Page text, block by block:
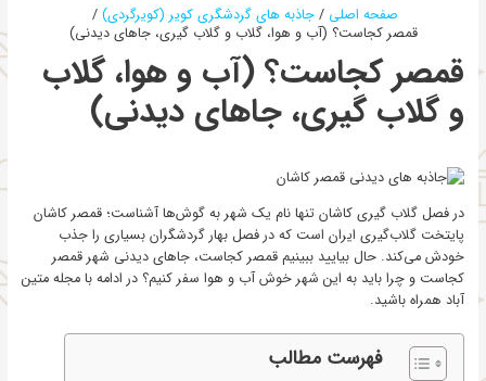
صفحه اصلی
جاذبه های گردشگری کویر (کویرگردی)
قمصر کجاست؟ (آب و هوا، گلاب و گلاب گیری، جاهای دیدنی)
قمصر کجاست؟ (آب و هوا، گلاب
و گلاب گیری، جاهای دیدنی)
در فصل گلاب گیری کاشان تنها نام یک شهر به گوش‌ها آشناست؛ قمصر کاشان
پایتخت گلاب‌گیری ایران است که در فصل بهار گردشگران بسیاری را جذب
خودش می‌کند. حال بیایید ببینیم قمصر کجاست، جاهای دیدنی شهر قمصر
کجاست و چرا باید به این شهر خوش آب و هوا سفر کنیم؟ در ادامه با مجله متین
آباد همراه باشید.
فهرست مطالب